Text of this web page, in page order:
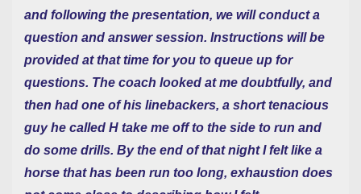
and following the presentation, we will conduct a
question and answer session. Instructions will be
provided at that time for you to queue up for
questions. The coach looked at me doubtfully, and
then had one of his linebackers, a short tenacious
guy he called H take me off to the side to run and
do some drills. By the end of that night I felt like a
horse that has been run too long, exhaustion does